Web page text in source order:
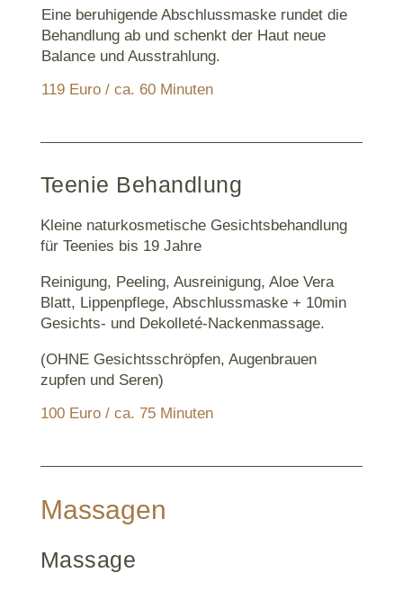
Eine beruhigende Abschlussmaske rundet die
Behandlung ab und schenkt der Haut neue
Balance und Ausstrahlung.
119 Euro / ca. 60 Minuten
Teenie Behandlung
Kleine naturkosmetische Gesichtsbehandlung
für Teenies bis 19 Jahre
Reinigung, Peeling, Ausreinigung, Aloe Vera
Blatt, Lippenpflege, Abschlussmaske + 10min
Gesichts- und Dekolleté-Nackenmassage.
(OHNE Gesichtsschröpfen, Augenbrauen
zupfen und Seren)
100 Euro / ca. 75 Minuten
Massagen
Massage